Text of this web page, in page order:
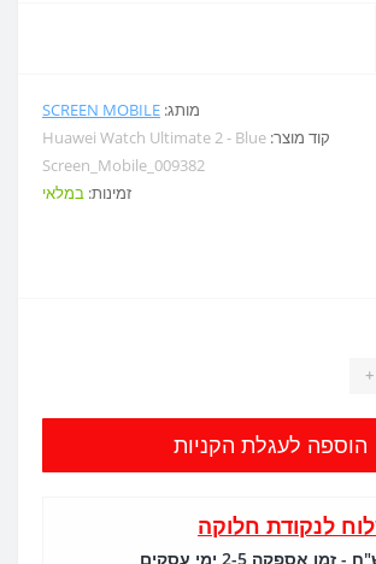
מותג: SCREEN MOBILE
קוד מוצר: Huawei Watch Ultimate 2 - Blue
Screen_Mobile_009382
זמינות: במלאי
+
הוספה לעגלת הקניות
לנקודת חלוקה